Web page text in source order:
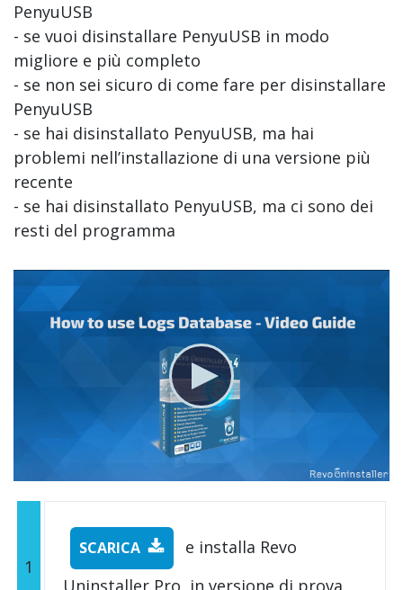
PenyuUSB
- se vuoi disinstallare PenyuUSB in modo
migliore e più completo
- se non sei sicuro di come fare per disinstallare
PenyuUSB
- se hai disinstallato PenyuUSB, ma hai
problemi nell’installazione di una versione più
recente
- se hai disinstallato PenyuUSB, ma ci sono dei
resti del programma
1
SCARICA
e installa Revo